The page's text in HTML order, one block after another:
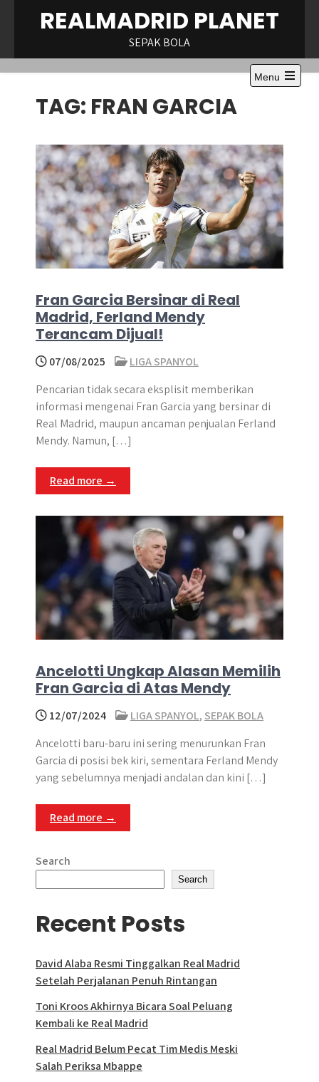
REALMADRID PLANET
SEPAK BOLA
Menu
Open
TAG: FRAN GARCIA
Fran Garcia Bersinar di Real
Madrid, Ferland Mendy
Terancam Dijual!
07/08/2025
LIGA SPANYOL
Pencarian tidak secara eksplisit memberikan
informasi mengenai Fran Garcia yang bersinar di
Real Madrid, maupun ancaman penjualan Ferland
Mendy. Namun, […]
Read more →
Ancelotti Ungkap Alasan Memilih
Fran Garcia di Atas Mendy
12/07/2024 LIGA SPANYOL, SEPAK BOLA
Ancelotti baru-baru ini sering menurunkan Fran
Garcia di posisi bek kiri, sementara Ferland Mendy
yang sebelumnya menjadi andalan dan kini […]
Read more →
Search
Search
Recent Posts
David Alaba Resmi Tinggalkan Real Madrid
Setelah Perjalanan Penuh Rintangan
Toni Kroos Akhirnya Bicara Soal Peluang
Kembali ke Real Madrid
Real Madrid Belum Pecat Tim Medis Meski
Salah Periksa Mbappe